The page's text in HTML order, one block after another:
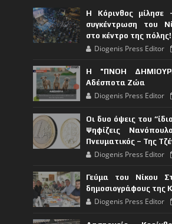
Η Κόρινθος μίλησε
συγκέντρωση του
στο κέντρο της πόλης!
Diogenis Press Editor
Η "ΠΝΟΗ
Αδέσποτα Ζώα
Diogenis Press Editor
Οι δυο όψεις του
Ψηφίζεις
Πνευματικός – Της
Diogenis Press Editor
Γεύμα του Νίκου
δημοσιογράφους της
Diogenis Press Editor